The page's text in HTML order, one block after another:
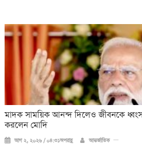
মাদক সাময়িক আনন্দ দিলেও জীবনকে
করলেন মোদি
আগ ২, ২০২৬ / ০৪:৩১অপরাহ্ণ আন্তর্জাতিক